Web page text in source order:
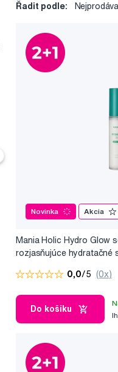
beauty trendom, ktoré
Řadit podle:
Novinka Akcia
Mania Holic Hydro Glow
rozjasňujúce hydratačné
0,0/5 (0x)
Do košíku